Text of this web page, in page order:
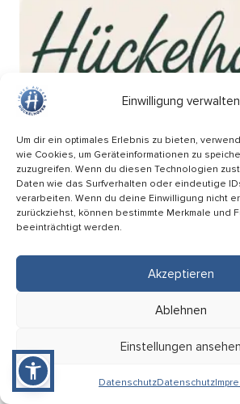
Einwilligung verwalten
Um dir ein optimales Erlebnis zu bieten,
wie Cookies, um Geräteinformationen zu
zuzugreifen. Wenn du diesen Technologien
Daten wie das Surfverhalten oder eindeutige
verarbeiten. Wenn du deine Einwilligung nicht
zurückziehst, können bestimmte Merkmale und
beeinträchtigt werden.
Akzeptieren
Ablehnen
Einstellungen ansehen
DatenschutzDatenschutz
Wochenmarkt am Breteuilplatz
08:00 Uhr
Hückelhoven (Breteuilplatz)